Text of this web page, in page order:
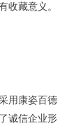
收藏意义。
用康姿百德
诚信企业形